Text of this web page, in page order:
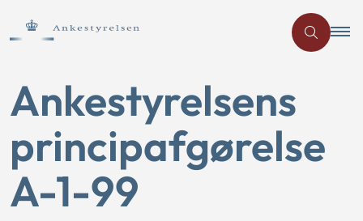
Ankestyrelsens
principafgørelse
A-1-99